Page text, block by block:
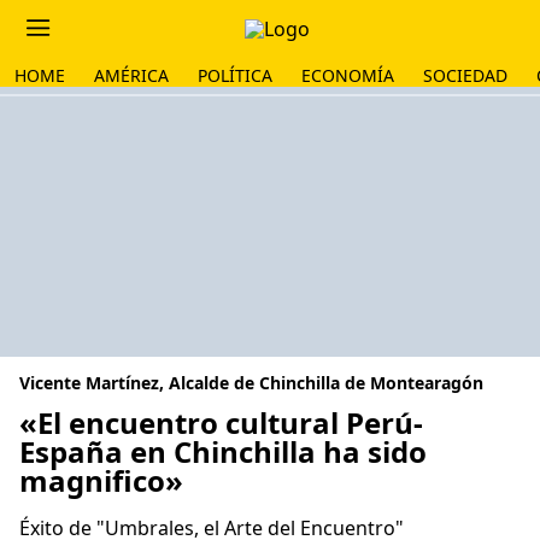
HOME AMÉRICA POLÍTICA ECONOMÍA SOCIEDAD
Vicente Martínez, Alcalde de Chinchilla de Montearagón
«El encuentro cultural Perú-
España en Chinchilla ha sido
magnifico»
Éxito de "Umbrales, el Arte del Encuentro"